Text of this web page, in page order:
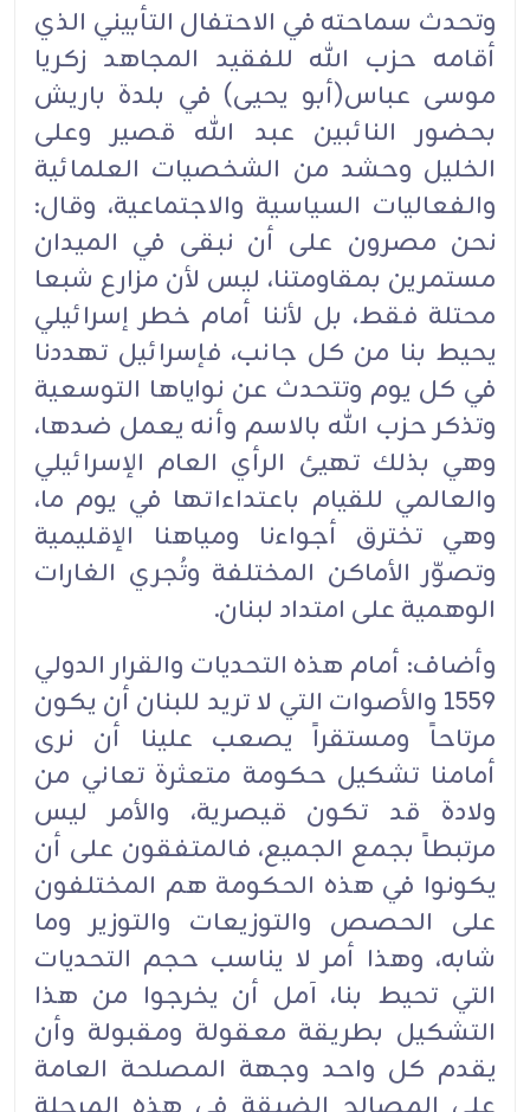
وتحدث سماحته في الاحتفال التأبيني الذي
أقامه حزب الله للفقيد المجاهد زكريا
موسى عباس(أبو يحيى) في بلدة باريش
بحضور النائبين عبد الله قصير وعلى
الخليل وحشد من الشخصيات العلمائية
والفعاليات السياسية والاجتماعية، وقال:
نحن مصرون على أن نبقى في الميدان
مستمرين بمقاومتنا، ليس لأن مزارع شبعا
محتلة فقط، بل لأننا أمام خطر إسرائيلي
يحيط بنا من كل جانب، فإسرائيل تهددنا
في كل يوم وتتحدث عن نواياها التوسعية
وتذكر حزب الله بالاسم وأنه يعمل ضدها،
وهي بذلك تهيئ الرأي العام الإسرائيلي
والعالمي للقيام باعتداءاتها في يوم ما،
وهي تخترق أجواءنا ومياهنا الإقليمية
وتصوّر الأماكن المختلفة وتُجري الغارات
الوهمية على امتداد لبنان.‏
وأضاف: أمام هذه التحديات والقرار الدولي
1559 والأصوات التي لا تريد للبنان أن يكون
مرتاحاً ومستقراً يصعب علينا أن نرى
أمامنا تشكيل حكومة متعثرة تعاني من
ولادة قد تكون قيصرية، والأمر ليس
مرتبطاً بجمع الجميع، فالمتفقون على أن
يكونوا في هذه الحكومة هم المختلفون
على الحصص والتوزيعات والتوزير وما
شابه، وهذا أمر لا يناسب حجم التحديات
التي تحيط بنا، آمل أن يخرجوا من هذا
التشكيل بطريقة معقولة ومقبولة وأن
يقدم كل واحد وجهة المصلحة العامة